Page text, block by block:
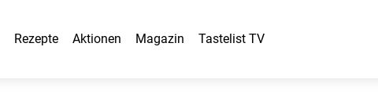
Rezepte Aktionen Magazin Tastelist TV